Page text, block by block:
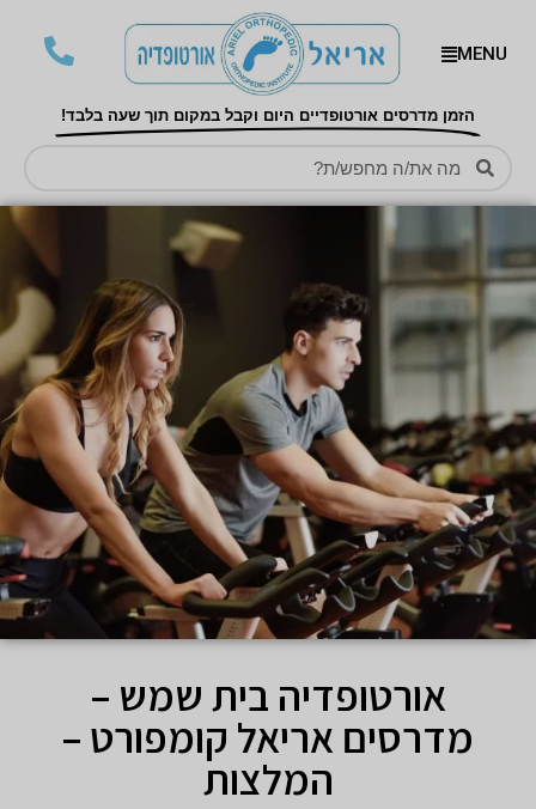
MENU
הזמן מדרסים אורטופדיים היום וקבל במקום תוך שעה בלבד!
אורטופדיה בית שמש –
מדרסים אריאל קומפורט –
המלצות